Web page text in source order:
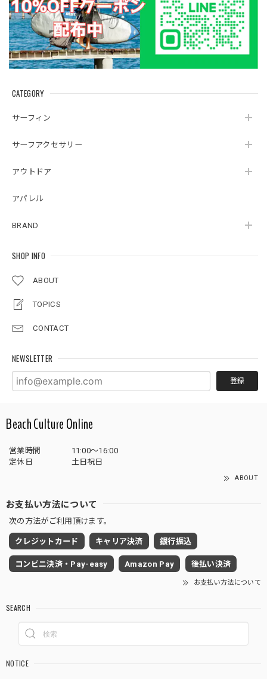
CATEGORY
サーフィン
サーフアクセサリー
アウトドア
アパレル
BRAND
SHOP INFO
ABOUT
TOPICS
CONTACT
NEWSLETTER
登録
Beach Culture Online
営業時間
11:00～16:00
定休日
土日祝日
ABOUT
お支払い方法について
次の方法がご利用頂けます。
クレジットカード キャリア決済 銀行振込
コンビニ決済・Pay-easy Amazon Pay 後払い決済
お支払い方法について
SEARCH
NOTICE